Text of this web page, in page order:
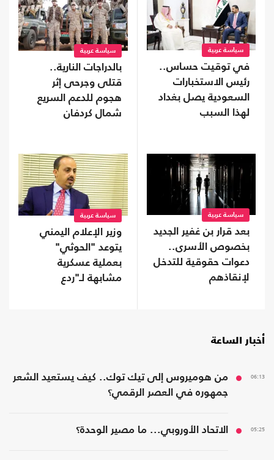
سياسة عربية
في توقيت حساس..
رئيس الاستخبارات
السعودية يصل بغداد
لهذا السبب
سياسة عربية
بالدراجات النارية..
قتلى وجرحى إثر
هجوم للدعم السريع
شمال كردفان
سياسة عربية
بعد قرار بن غفير الجديد
بخصوص الأسرى..
دعوات حقوقية للتدخل
لإنقاذهم
سياسة عربية
وزير الإعلام اليمني
يتوعد "الحوثي"
بعملية عسكرية
مشابهة لـ"ردع
أخبار الساعة
06:13
من هوميروس إلى تيك توك.. كيف يستعيد الشعر
جمهوره في العصر الرقمي؟
05:25 الاتحاد الأوروبي... ما مصير الوحدة؟